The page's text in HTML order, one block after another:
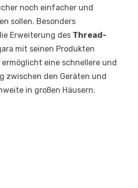
noch einfacher und
sollen. Besonders
Erweiterung des Thread-
mit seinen Produkten
eine schnellere und
zwischen den Geräten und
in großen Häusern.